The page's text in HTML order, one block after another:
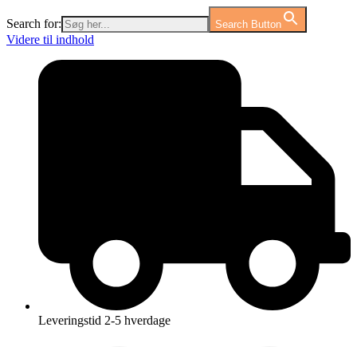
Search for: Search Button
Videre til indhold
Leveringstid 2-5 hverdage